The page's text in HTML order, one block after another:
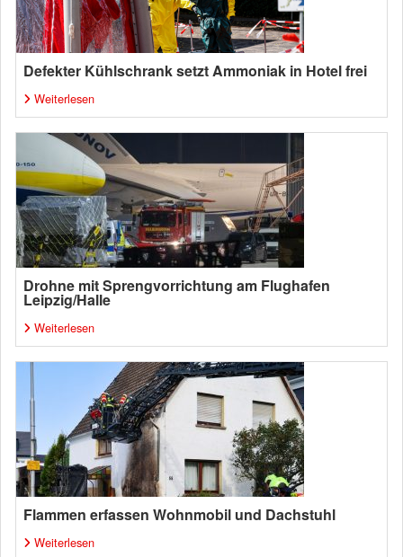
Defekter Kühlschrank setzt Ammoniak in Hotel frei
Weiterlesen
Drohne mit Sprengvorrichtung am Flughafen
Leipzig/Halle
Weiterlesen
Flammen erfassen Wohnmobil und Dachstuhl
Weiterlesen